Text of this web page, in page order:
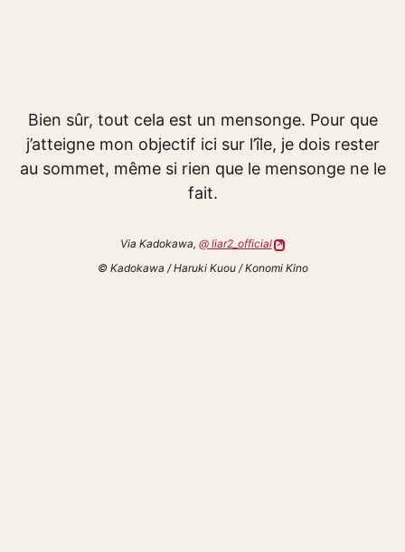
Bien sûr, tout cela est un mensonge. Pour que
j’atteigne mon objectif ici sur l’île, je dois rester
au sommet, même si rien que le mensonge ne le
fait.
Via Kadokawa, @ liar2_official
© Kadokawa / Haruki Kuou / Konomi Kino